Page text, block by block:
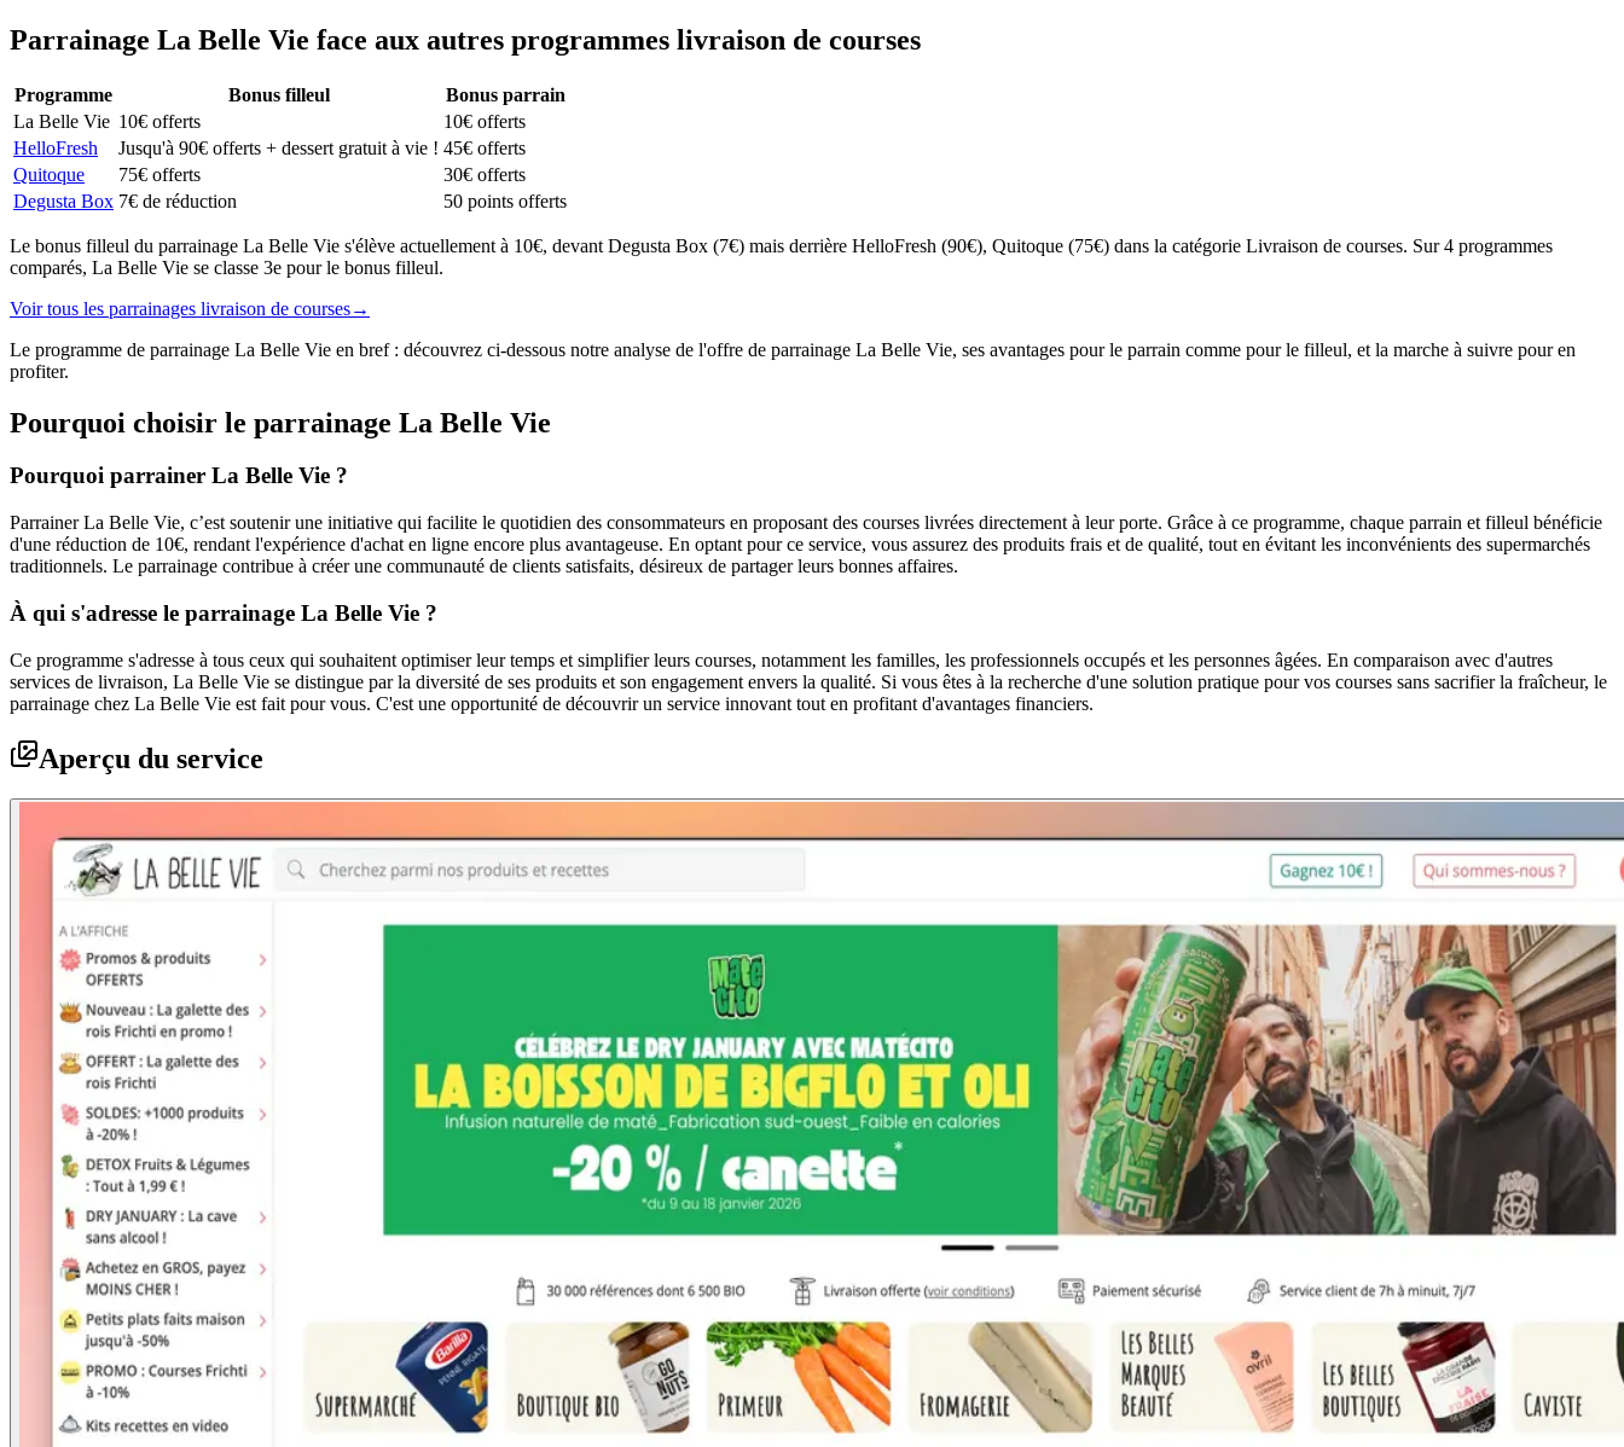
Parrainage La Belle Vie face aux autres programmes livraison de courses
Programme Bonus filleul
Bonus parrain
La Belle Vie 10€ offerts
10€ offerts
HelloFresh
Jusqu'à 90€ offerts + dessert gratuit à vie ! 45€ offerts
Quitoque
75€ offerts
30€ offerts
Degusta Box 7€ de réduction 50 points offerts
Le bonus filleul du parrainage La Belle Vie s'élève actuellement à 10€, devant Degusta Box (7€) mais derrière HelloFresh (90€), Quitoque (75€) dans la catégorie Livraison de courses. Sur 4 programmes
comparés, La Belle Vie se classe 3e pour le bonus filleul.
Voir tous les parrainages livraison de courses→
Le programme de parrainage La Belle Vie en bref : découvrez ci-dessous notre analyse de l'offre de parrainage La Belle Vie, ses avantages pour le parrain comme pour le filleul, et la marche à suivre pour en
profiter.
Pourquoi choisir le parrainage La Belle Vie
Pourquoi parrainer La Belle Vie ?
Parrainer La Belle Vie, c’est soutenir une initiative qui facilite le quotidien des consommateurs en proposant des courses livrées directement à leur porte. Grâce à ce programme, chaque parrain et filleul bénéficie
d'une réduction de 10€, rendant l'expérience d'achat en ligne encore plus avantageuse. En optant pour ce service, vous assurez des produits frais et de qualité, tout en évitant les inconvénients des supermarchés
traditionnels. Le parrainage contribue à créer une communauté de clients satisfaits, désireux de partager leurs bonnes affaires.
À qui s'adresse le parrainage La Belle Vie ?
Ce programme s'adresse à tous ceux qui souhaitent optimiser leur temps et simplifier leurs courses, notamment les familles, les professionnels occupés et les personnes âgées. En comparaison avec d'autres
services de livraison, La Belle Vie se distingue par la diversité de ses produits et son engagement envers la qualité. Si vous êtes à la recherche d'une solution pratique pour vos courses sans sacrifier la fraîcheur, le
parrainage chez La Belle Vie est fait pour vous. C'est une opportunité de découvrir un service innovant tout en profitant d'avantages financiers.
Aperçu du service